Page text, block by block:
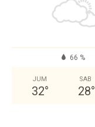
66 %
JUM
32°
SAB
28°